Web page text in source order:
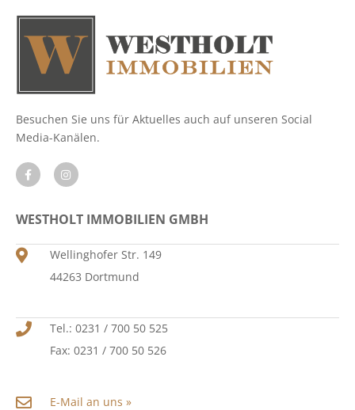
Besuchen Sie uns für Aktuelles auch auf unseren Social
Media-Kanälen.
WESTHOLT IMMOBILIEN GMBH
Wellinghofer Str. 149
44263 Dortmund
Tel.: 0231 / 700 50 525
Fax: 0231 / 700 50 526
E-Mail an uns »